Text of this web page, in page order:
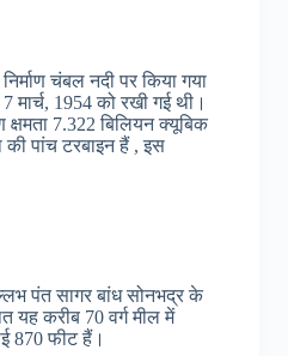
चंबल नदी पर किया गया
मार्च, 1954 को रखी गई थी।
7.322 बिलियन क्यूबिक
की पांच टरबाइन हैं , इस
पंत सागर बांध सोनभद्र के
यह करीब 70 वर्ग मील में
870 फीट हैं।